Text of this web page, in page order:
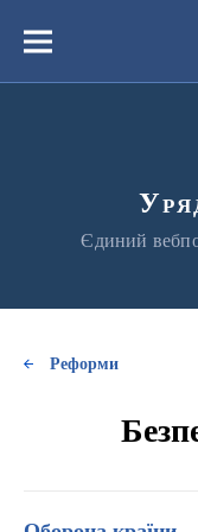
вмістуМеню
Єдиний
Реформи